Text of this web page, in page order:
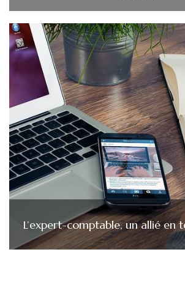
L’expert-comptable, un allié en